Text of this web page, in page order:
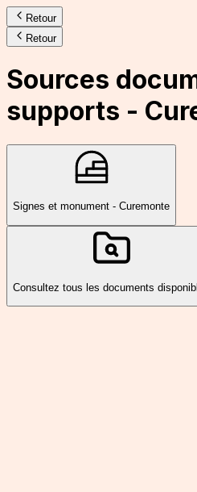
Retour
Retour
Sources
supports -
Signes et monument - Curemonte
Consultez tous les documents